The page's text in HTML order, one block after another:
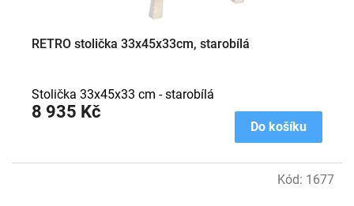
RETRO stolička 33x45x33cm, starobílá
8 935 Kč
Do košíku
Stolička 33x45x33 cm - starobílá
Kód: 1677